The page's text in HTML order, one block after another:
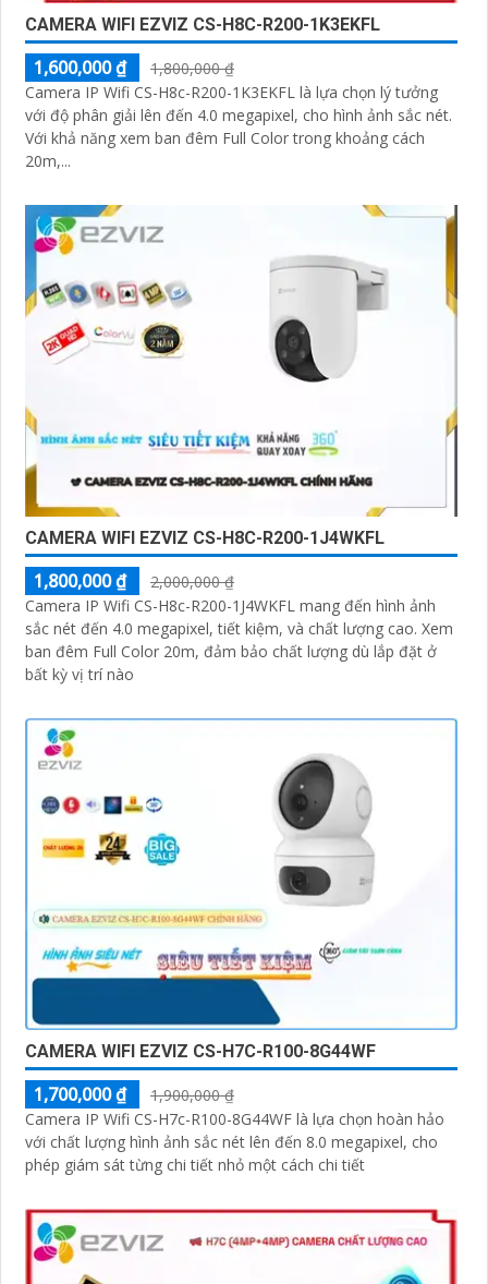
CAMERA WIFI EZVIZ CS-H8C-R200-1K3EKFL
1,600,000 ₫
1,800,000 ₫
Camera IP Wifi CS-H8c-R200-1K3EKFL là lựa chọn lý tưởng
với độ phân giải lên đến 4.0 megapixel, cho hình ảnh sắc nét.
Với khả năng xem ban đêm Full Color trong khoảng cách
20m,...
CAMERA WIFI EZVIZ CS-H8C-R200-1J4WKFL
1,800,000 ₫
2,000,000 ₫
Camera IP Wifi CS-H8c-R200-1J4WKFL mang đến hình ảnh
sắc nét đến 4.0 megapixel, tiết kiệm, và chất lượng cao. Xem
ban đêm Full Color 20m, đảm bảo chất lượng dù lắp đặt ở
bất kỳ vị trí nào
CAMERA WIFI EZVIZ CS-H7C-R100-8G44WF
1,700,000 ₫
1,900,000 ₫
Camera IP Wifi CS-H7c-R100-8G44WF là lựa chọn hoàn hảo
với chất lượng hình ảnh sắc nét lên đến 8.0 megapixel, cho
phép giám sát từng chi tiết nhỏ một cách chi tiết